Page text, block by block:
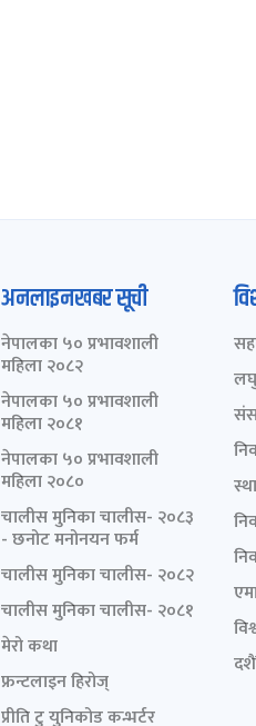
अनलाइनखबर सूची
नेपालका ५० प्रभावशाली
महिला २०८२
नेपालका ५० प्रभावशाली
महिला २०८१
नेपालका ५० प्रभावशाली
महिला २०८०
चालीस मुनिका चालीस- २०८३
- छनोट मनोनयन फर्म
चालीस मुनिका चालीस- २०८२
चालीस मुनिका चालीस- २०८१
मेरो कथा
फ्रन्टलाइन हिरोज्
प्रीति टु युनिकोड कन्भर्टर